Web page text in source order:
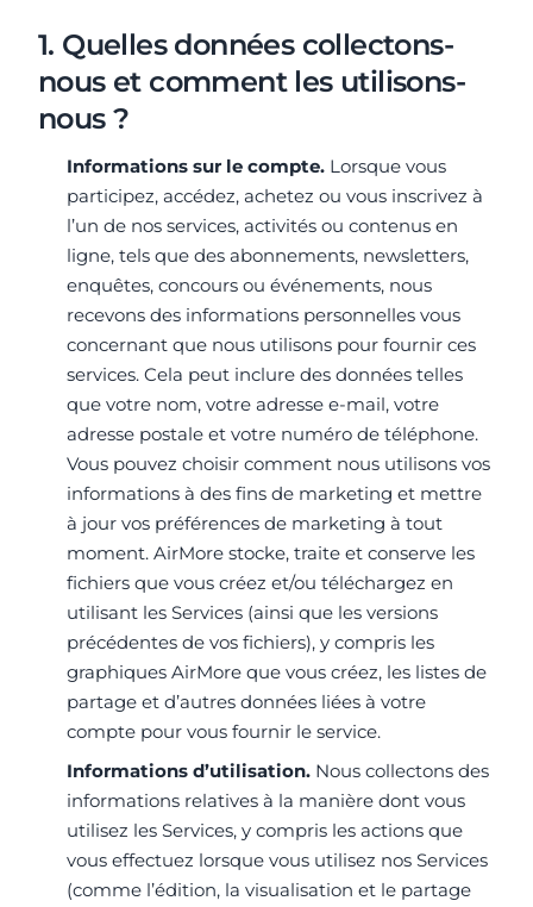
1. Quelles données collectons-
nous et comment les utilisons-
nous ?
Informations sur le compte. Lorsque vous
participez, accédez, achetez ou vous inscrivez à
l’un de nos services, activités ou contenus en
ligne, tels que des abonnements, newsletters,
enquêtes, concours ou événements, nous
recevons des informations personnelles vous
concernant que nous utilisons pour fournir ces
services. Cela peut inclure des données telles
que votre nom, votre adresse e-mail, votre
adresse postale et votre numéro de téléphone.
Vous pouvez choisir comment nous utilisons vos
informations à des fins de marketing et mettre
à jour vos préférences de marketing à tout
moment. AirMore stocke, traite et conserve les
fichiers que vous créez et/ou téléchargez en
utilisant les Services (ainsi que les versions
précédentes de vos fichiers), y compris les
graphiques AirMore que vous créez, les listes de
partage et d’autres données liées à votre
compte pour vous fournir le service.
Informations d’utilisation. Nous collectons des
informations relatives à la manière dont vous
utilisez les Services, y compris les actions que
vous effectuez lorsque vous utilisez nos Services
(comme l’édition, la visualisation et le partage